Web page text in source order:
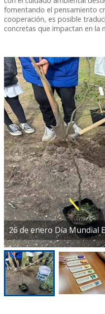
fomentando el pensamiento
cooperación, es posible
concretas que impactan en la
26 de enero Día Mundial